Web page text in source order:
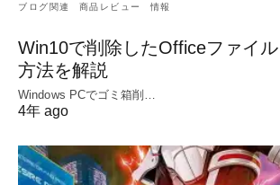
ブログ関連 商品レビュー 情報
Win10で削除したOfficeファイ
方法を解説
Windows PCでゴミ箱削…
4年 ago